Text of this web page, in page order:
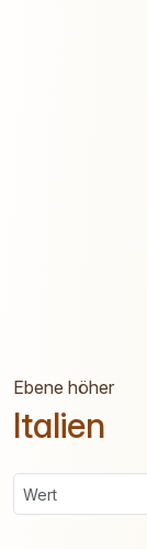
Ebene höher
Italien